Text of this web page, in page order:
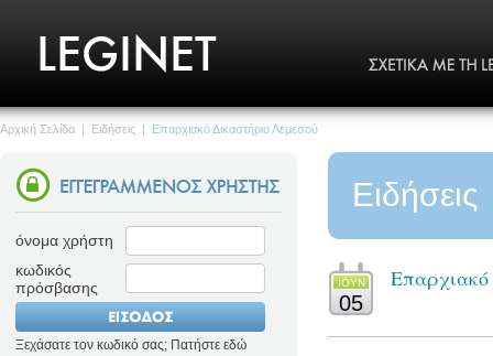
Αρχική Σελίδα | Ειδήσεις | Επαρχιακό Δικαστήριο Λεμεσού
όνομα χρήστη
κωδικός
πρόσβασης
Ξεχάσατε τον κωδικό σας; Πατήστε εδώ
Ειδήσεις
ΙΟΥΝ
05